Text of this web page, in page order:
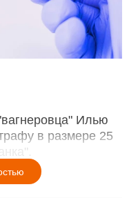
Илью
в размере 25